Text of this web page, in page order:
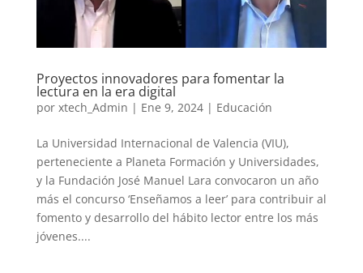
Proyectos innovadores para fomentar la
lectura en la era digital
por xtech_Admin | Ene 9, 2024| Educación
La Universidad Internacional de Valencia (VIU),
perteneciente a Planeta Formación y Universidades,
y la Fundación José Manuel Lara convocaron un año
más el concurso ‘Enseñamos a leer’ para contribuir al
fomento y desarrollo del hábito lector entre los más
jóvenes....